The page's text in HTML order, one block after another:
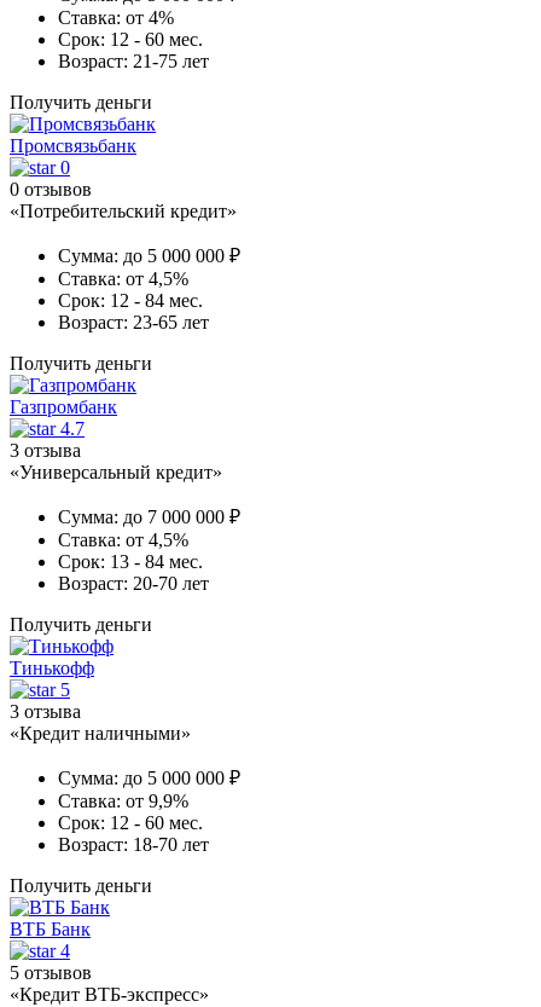
Ставка: от 4%
Срок: 12 - 60 мес.
Возраст: 21-75 лет
Получить деньги
Промсвязьбанк
0
0 отзывов
«Потребительский кредит»
Сумма: до 5 000 000 ₽
Ставка: от 4,5%
Срок: 12 - 84 мес.
Возраст: 23-65 лет
Получить деньги
Газпромбанк
4.7
3 отзыва
«Универсальный кредит»
Сумма: до 7 000 000 ₽
Ставка: от 4,5%
Срок: 13 - 84 мес.
Возраст: 20-70 лет
Получить деньги
Тинькофф
5
3 отзыва
«Кредит наличными»
Сумма: до 5 000 000 ₽
Ставка: от 9,9%
Срок: 12 - 60 мес.
Возраст: 18-70 лет
Получить деньги
ВТБ Банк
4
5 отзывов
«Кредит ВТБ-экспресс»